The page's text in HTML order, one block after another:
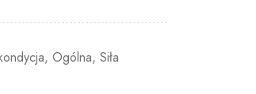
,Ogólna,Siła